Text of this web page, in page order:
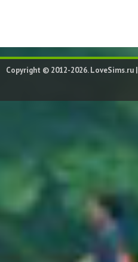
Copyright © 2012-2026. LoveSims.ru |